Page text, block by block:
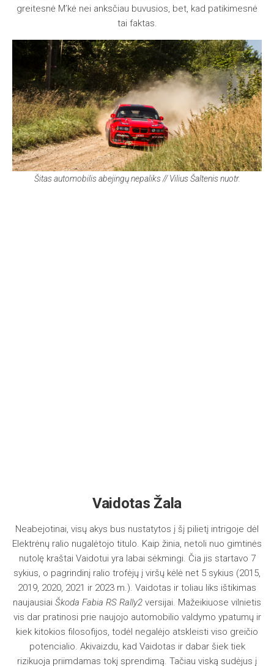
greitesnė M’kė nei anksčiau buvusios, bet, kad patikimesnė
tai faktas.
Šitas automobilis abejingų nepaliks // Vilius Šaltenis nuotr.
Vaidotas Žala
Neabejotinai, visų akys bus nustatytos į šį pilietį intrigoje dėl
Elektrėnų ralio nugalėtojo titulo. Kaip žinia, netoli nuo gimtinės
nutolę kraštai Vaidotui yra labai sėkmingi. Čia jis startavo 7
sykius, o pagrindinį ralio trofėjų į viršų kėlė net 5 sykius (2015,
2019, 2020, 2021 ir 2023 m.). Vaidotas ir toliau liks ištikimas
naujausiai Škoda Fabia RS Rally2 versijai. Mažeikiuose vilnietis
vis dar pratinosi prie naujojo automobilio valdymo ypatumų ir
kiek kitokios filosofijos, todėl negalėjo atskleisti viso greičio
potencialio. Akivaizdu, kad Vaidotas ir dabar šiek tiek
rizikuoja priimdamas tokį sprendimą. Tačiau viską sudėjus į